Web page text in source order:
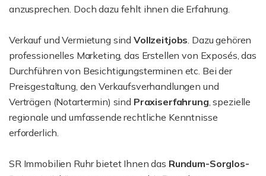
anzusprechen. Doch dazu fehlt ihnen die Erfahrung.
Verkauf und Vermietung sind Vollzeitjobs. Dazu gehören
professionelles Marketing, das Erstellen von Exposés, das
Durchführen von Besichtigungsterminen etc. Bei der
Preisgestaltung, den Verkaufsverhandlungen und
Verträgen (Notartermin) sind Praxiserfahrung, spezielle
regionale und umfassende rechtliche Kenntnisse
erforderlich.
SR Immobilien Ruhr bietet Ihnen das Rundum-Sorglos-